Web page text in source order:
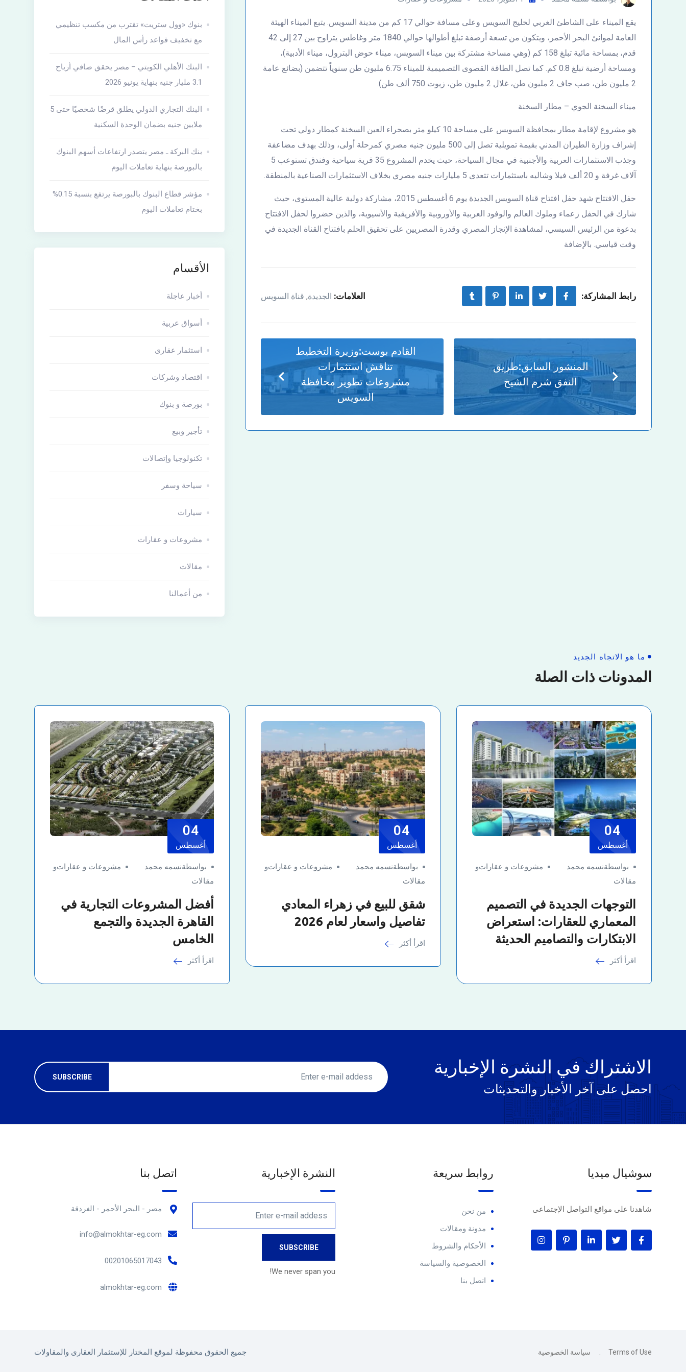
يقع الميناء على الشاطئ الغربي لخليج السويس وعلى مسافة حوالي 17 كم من مدينة السويس. يتبع الميناء الهيئة
العامة لموانئ البحر الأحمر، ويتكون من تسعة أرصفة تبلغ أطوالها حوالي 1840 متر وغاطس يتراوح بين 27 إلى 42
قدم، بمساحة مائية تبلغ 158 كم (وهي مساحة مشتركة بين ميناء السويس، ميناء حوض البترول، ميناء الأدبية)،
ومساحة أرضية تبلغ 0.8 كم. كما تصل الطاقة القصوى التصميمية للميناء 6.75 مليون طن سنوياً تتضمن (بضائع عامة
2 مليون طن، صب جاف 2 مليون طن، غلال 2 مليون طن، زيوت 750 ألف طن).
ميناء السخنة الجوي – مطار السخنة
هو مشروع لإقامة مطار بمحافظة السويس على مساحة 10 كيلو متر بصحراء العين السخنة كمطار دولي تحت
إشراف وزارة الطيران المدني بقيمة تمويلية تصل إلى 500 مليون جنيه مصري كمرحلة أولى، وذلك بهدف مضاعفة
وجذب الاستثمارات العربية والأجنبية في مجال السياحة، حيث يخدم المشروع 35 قرية سياحية وفندق تستوعب 5
آلاف غرفة و 20 ألف فيلا وشاليه باستثمارات تتعدى 5 مليارات جنيه مصري بخلاف الاستثمارات الصناعية بالمنطقة.
حفل الافتتاح شهد حفل افتتاح قناة السويس الجديدة يوم 6 أغسطس 2015، مشاركة دولية عالية المستوى، حيث
شارك في الحفل زعماء وملوك العالم والوفود العربية والأوروبية والأفريقية والأسيوية، والذين حضروا لحفل الافتتاح
بدعوة من الرئيس السيسي، لمشاهدة الإنجاز المصري وقدرة المصريين على تحقيق الحلم بافتتاح القناة الجديدة في
وقت قياسي. بالإضافة
رابط المشاركة: العلامات: الجديدة, قناة السويس
المنشور السابق:طريق
النفق شرم الشيخ
القادم بوست:وزيرة التخطيط
تناقش استثمارات
مشروعات تطوير محافظة
السويس
بنوك «وول ستريت» تقترب من مكسب تنظيمي
مع تخفيف قواعد رأس المال
البنك الأهلي الكويتي – مصر يحقق صافي أرباح
3.1 مليار جنيه بنهاية يونيو 2026
البنك التجاري الدولي يطلق قرضًا شخصيًا حتى 5
ملايين جنيه بضمان الوحدة السكنية
بنك البركة ـ مصر يتصدر ارتفاعات أسهم البنوك
بالبورصة بنهاية تعاملات اليوم
مؤشر قطاع البنوك بالبورصة يرتفع بنسبة 0.15%
بختام تعاملات اليوم
الأقسام
أخبار عاجلة
أسواق عربية
استثمار عقارى
اقتصاد وشركات
بورصة و بنوك
تأجير وبيع
تكنولوجيا وإتصالات
سياحة وسفر
سيارات
مشروعات و عقارات
مقالات
من أعمالنا
ما هو الاتجاه الجديد
المدونات ذات الصلة
04
أغسطس
بواسطةنسمه محمد مشروعات و عقاراتو
مقالات
التوجهات الجديدة في التصميم
المعماري للعقارات: استعراض
الابتكارات والتصاميم الحديثة
اقرأ أكثر
04
أغسطس
بواسطةنسمه محمد مشروعات و عقاراتو
مقالات
شقق للبيع في زهراء المعادي
تفاصيل واسعار لعام 2026
اقرأ أكثر
04
أغسطس
بواسطةنسمه محمد مشروعات و عقاراتو
مقالات
أفضل المشروعات التجارية في
القاهرة الجديدة والتجمع
الخامس
اقرأ أكثر
الاشتراك في النشرة الإخبارية
احصل على آخر الأخبار والتحديثات
سوشيال ميديا
شاهدنا على مواقع التواصل الإجتماعى
روابط سريعة
من نحن
مدونة ومقالات
الأحكام والشروط
الخصوصية والسياسة
اتصل بنا
النشرة الإخبارية
We never span you!
اتصل بنا
مصر - البحر الأحمر - الغردقة
info@almokhtar-eg.com
00201065017043
almokhtar-eg.com
Terms of Use سياسة الخصوصية جميع الحقوق محفوظة لموقع المختار للإستثمار العقارى والمقاولات